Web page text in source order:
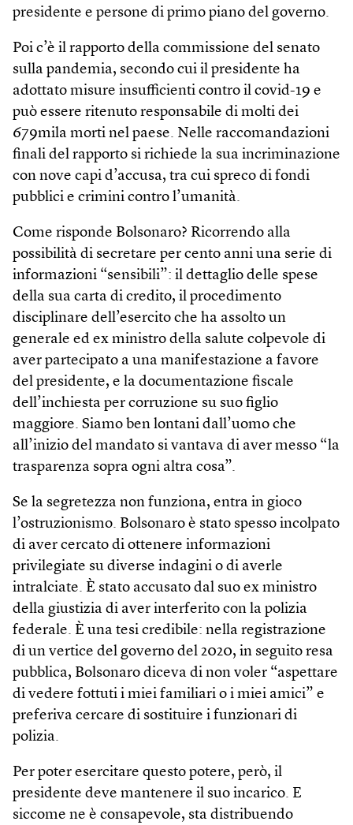
presidente e persone di primo piano del governo.
Poi c’è il rapporto della commissione del senato
sulla pandemia, secondo cui il presidente ha
adottato misure insufficienti contro il covid-19 e
può essere ritenuto responsabile di molti dei
679mila morti nel paese. Nelle raccomandazioni
finali del rapporto si richiede la sua incriminazione
con nove capi d’accusa, tra cui spreco di fondi
pubblici e crimini contro l’umanità.
Come risponde Bolsonaro? Ricorrendo alla
possibilità di secretare per cento anni una serie di
informazioni “sensibili”: il dettaglio delle spese
della sua carta di credito, il procedimento
disciplinare dell’esercito che ha assolto un
generale ed ex ministro della salute colpevole di
aver partecipato a una manifestazione a favore
del presidente, e la documentazione fiscale
dell’inchiesta per corruzione su suo figlio
maggiore. Siamo ben lontani dall’uomo che
all’inizio del mandato si vantava di aver messo “la
trasparenza sopra ogni altra cosa”.
Se la segretezza non funziona, entra in gioco
l’ostruzionismo. Bolsonaro è stato spesso incolpato
di aver cercato di ottenere informazioni
privilegiate su diverse indagini o di averle
intralciate. È stato accusato dal suo ex ministro
della giustizia di aver interferito con la polizia
federale. È una tesi credibile: nella registrazione
di un vertice del governo del 2020, in seguito resa
pubblica, Bolsonaro diceva di non voler “aspettare
di vedere fottuti i miei familiari o i miei amici” e
preferiva cercare di sostituire i funzionari di
polizia.
Per poter esercitare questo potere, però, il
presidente deve mantenere il suo incarico. E
siccome ne è consapevole, sta distribuendo